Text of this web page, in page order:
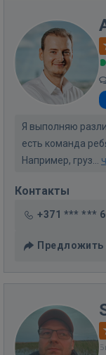
Я выполняю
есть команда
Например, груз...
Контакты
+371 *** ***
Предложить